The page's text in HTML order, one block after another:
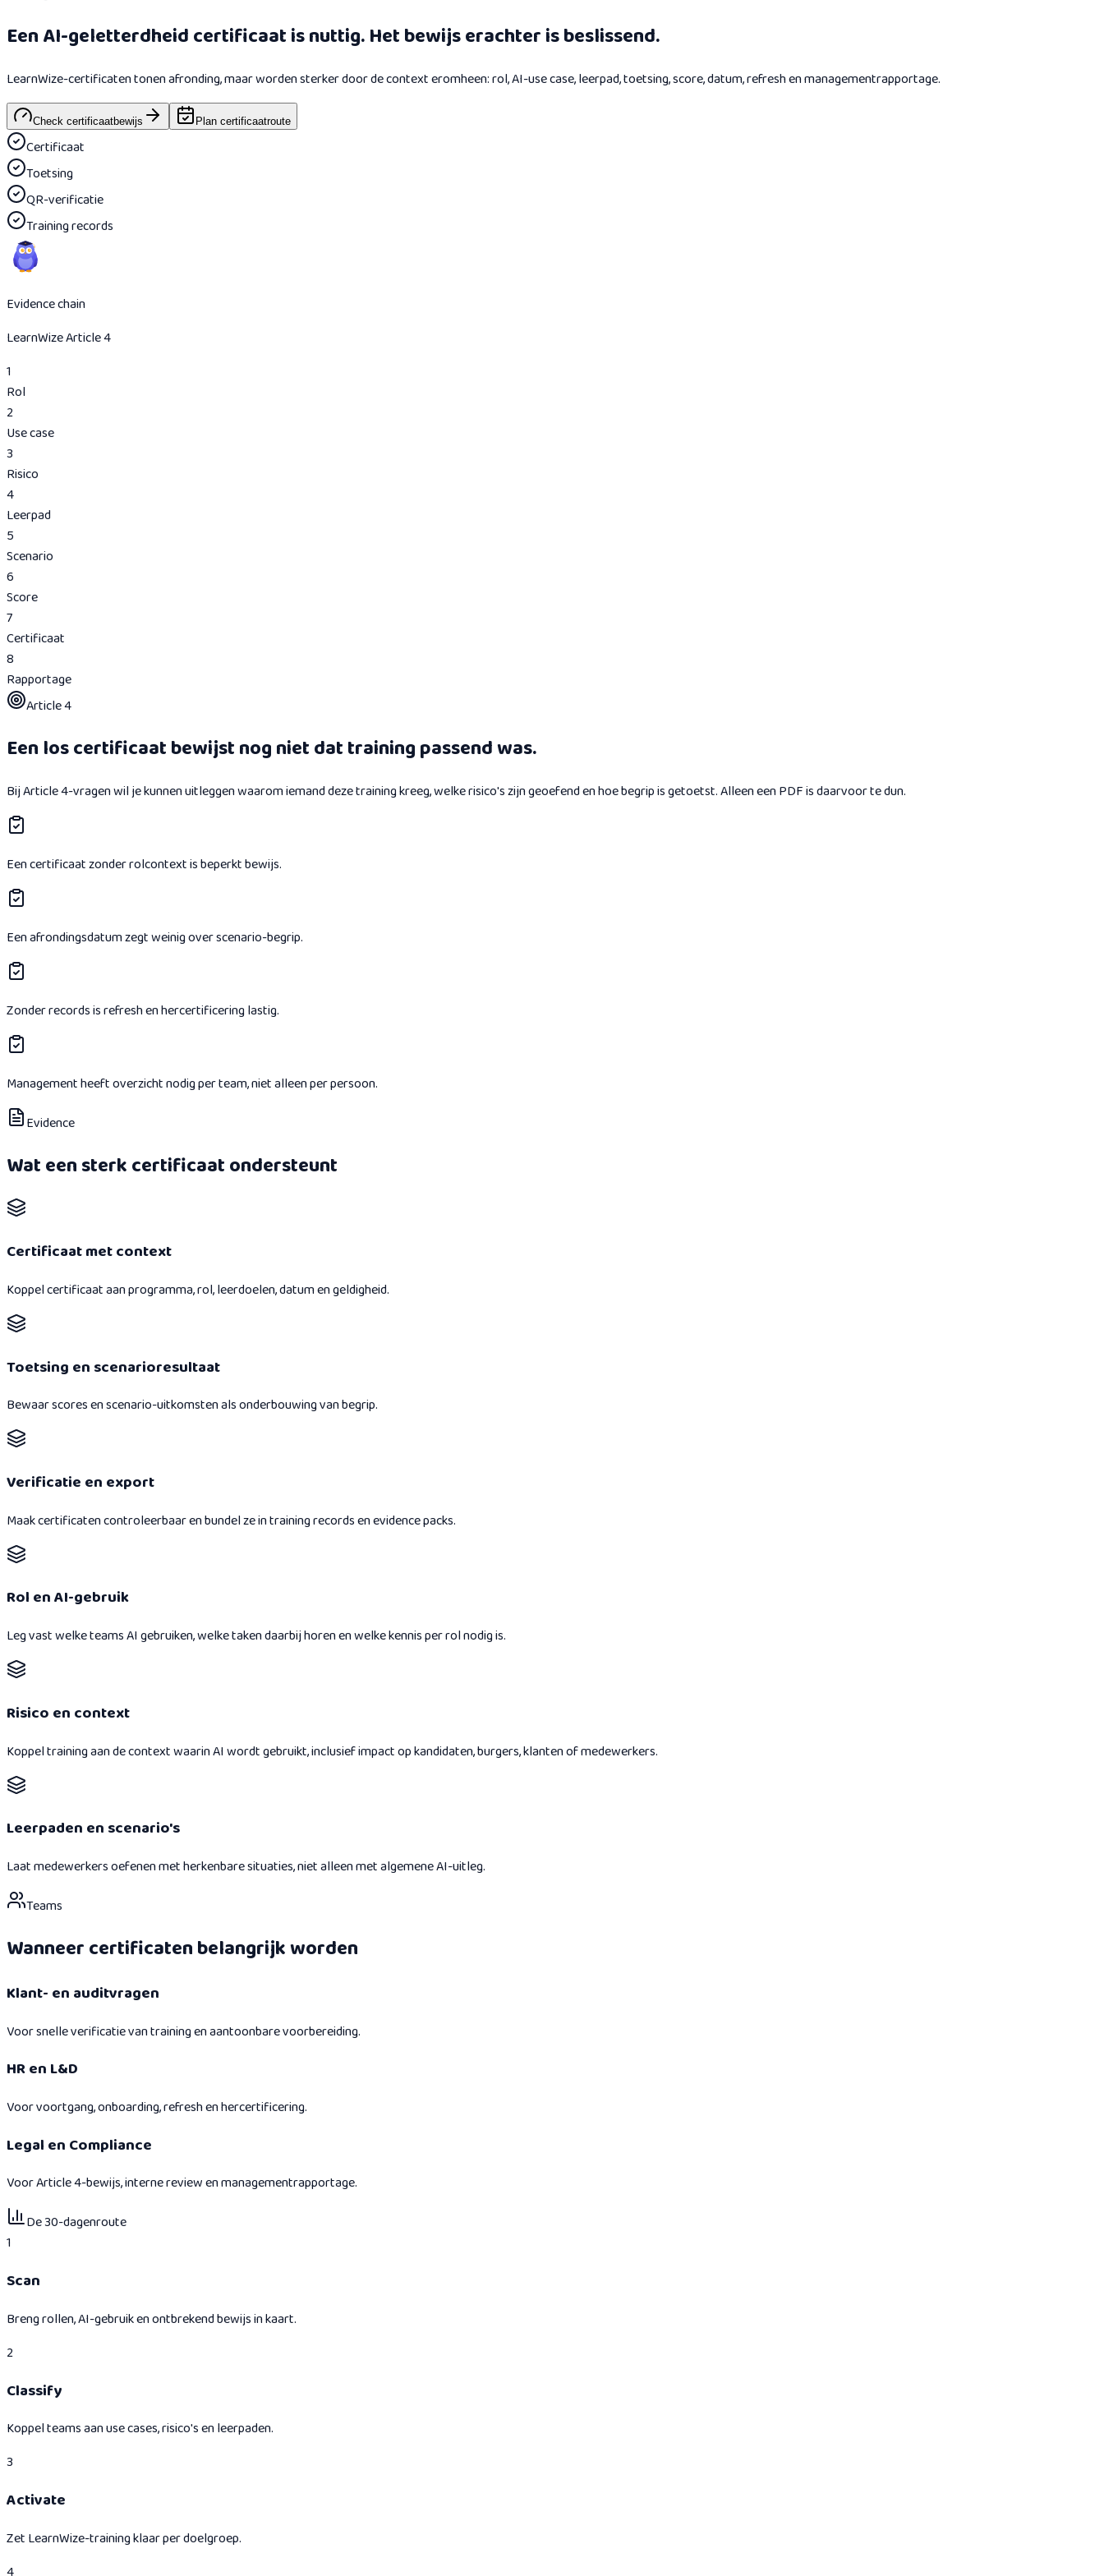
Een AI-geletterdheid certificaat is nuttig. Het bewijs erachter is beslissend.
LearnWize-certificaten tonen afronding, maar worden sterker door de context eromheen: rol, AI-use case, leerpad, toetsing, score, datum, refresh en managementrapportage.
Check certificaatbewijs Plan certificaatroute
Certificaat
Toetsing
QR-verificatie
Training records
Evidence chain
LearnWize Article 4
1
Rol
2
Use case
3
Risico
4
Leerpad
5
Scenario
6
Score
7
Certificaat
8
Rapportage
Article 4
Een los certificaat bewijst nog niet dat training passend was.
Bij Article 4-vragen wil je kunnen uitleggen waarom iemand deze training kreeg, welke risico's zijn geoefend en hoe begrip is getoetst. Alleen een PDF is daarvoor te dun.
Een certificaat zonder rolcontext is beperkt bewijs.
Een afrondingsdatum zegt weinig over scenario-begrip.
Zonder records is refresh en hercertificering lastig.
Management heeft overzicht nodig per team, niet alleen per persoon.
Evidence
Wat een sterk certificaat ondersteunt
Certificaat met context
Koppel certificaat aan programma, rol, leerdoelen, datum en geldigheid.
Toetsing en scenarioresultaat
Bewaar scores en scenario-uitkomsten als onderbouwing van begrip.
Verificatie en export
Maak certificaten controleerbaar en bundel ze in training records en evidence packs.
Rol en AI-gebruik
Leg vast welke teams AI gebruiken, welke taken daarbij horen en welke kennis per rol nodig is.
Risico en context
Koppel training aan de context waarin AI wordt gebruikt, inclusief impact op kandidaten, burgers, klanten of medewerkers.
Leerpaden en scenario's
Laat medewerkers oefenen met herkenbare situaties, niet alleen met algemene AI-uitleg.
Teams
Wanneer certificaten belangrijk worden
Klant- en auditvragen
Voor snelle verificatie van training en aantoonbare voorbereiding.
HR en L&D
Voor voortgang, onboarding, refresh en hercertificering.
Legal en Compliance
Voor Article 4-bewijs, interne review en managementrapportage.
De 30-dagenroute
1
Scan
Breng rollen, AI-gebruik en ontbrekend bewijs in kaart.
2
Classify
Koppel teams aan use cases, risico's en leerpaden.
3
Activate
Zet LearnWize-training klaar per doelgroep.